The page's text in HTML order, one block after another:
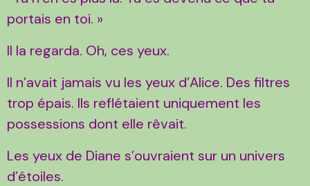
portais en toi. »
Il la regarda. Oh, ces yeux.
Il n’avait jamais vu les yeux d’Alice. Des filtres
trop épais. Ils reflétaient uniquement les
possessions dont elle rêvait.
Les yeux de Diane s’ouvraient sur un univers
d’étoiles.